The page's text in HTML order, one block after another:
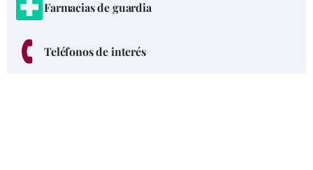
Farmacias de guardia
Teléfonos de interés